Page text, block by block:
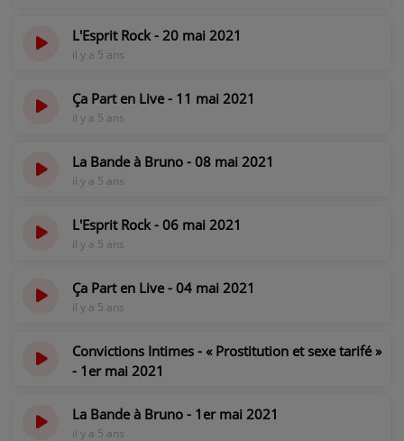
L'Esprit Rock - 20 mai 2021
il y a 5 ans
Ça Part en Live - 11 mai 2021
il y a 5 ans
La Bande à Bruno - 08 mai 2021
il y a 5 ans
L'Esprit Rock - 06 mai 2021
il y a 5 ans
Ça Part en Live - 04 mai 2021
il y a 5 ans
Convictions Intimes - « Prostitution et sexe tarifé »
- 1er mai 2021
La Bande à Bruno - 1er mai 2021
il y a 5 ans